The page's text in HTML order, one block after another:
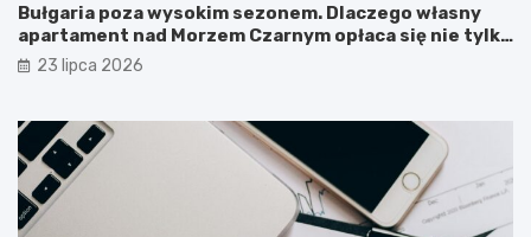
Bułgaria poza wysokim sezonem. Dlaczego własny
apartament nad Morzem Czarnym opłaca się nie tylko
latem?
23 lipca 2026